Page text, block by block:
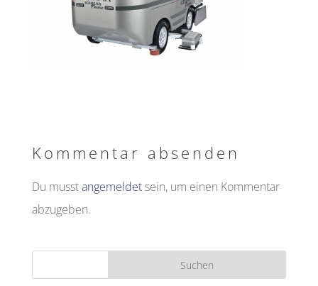
Kommentar absenden
Du musstangemeldetsein, um einen Kommentar
abzugeben.